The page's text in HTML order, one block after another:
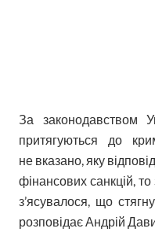
За законодавством
притягуються до
не вказано, яку
фінансових санкцій,
з’я­сувалося, що
розповідає Андрій